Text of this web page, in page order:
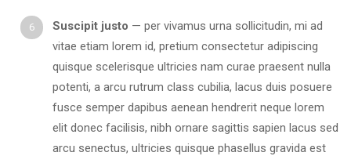
Suscipit justo — per vivamus urna sollicitudin, mi ad
vitae etiam lorem id, pretium consectetur adipiscing
quisque scelerisque ultricies nam curae praesent nulla
potenti, a arcu rutrum class cubilia, lacus duis posuere
fusce semper dapibus aenean hendrerit neque lorem
elit donec facilisis, nibh ornare sagittis sapien lacus sed
arcu senectus, ultricies quisque phasellus gravida est